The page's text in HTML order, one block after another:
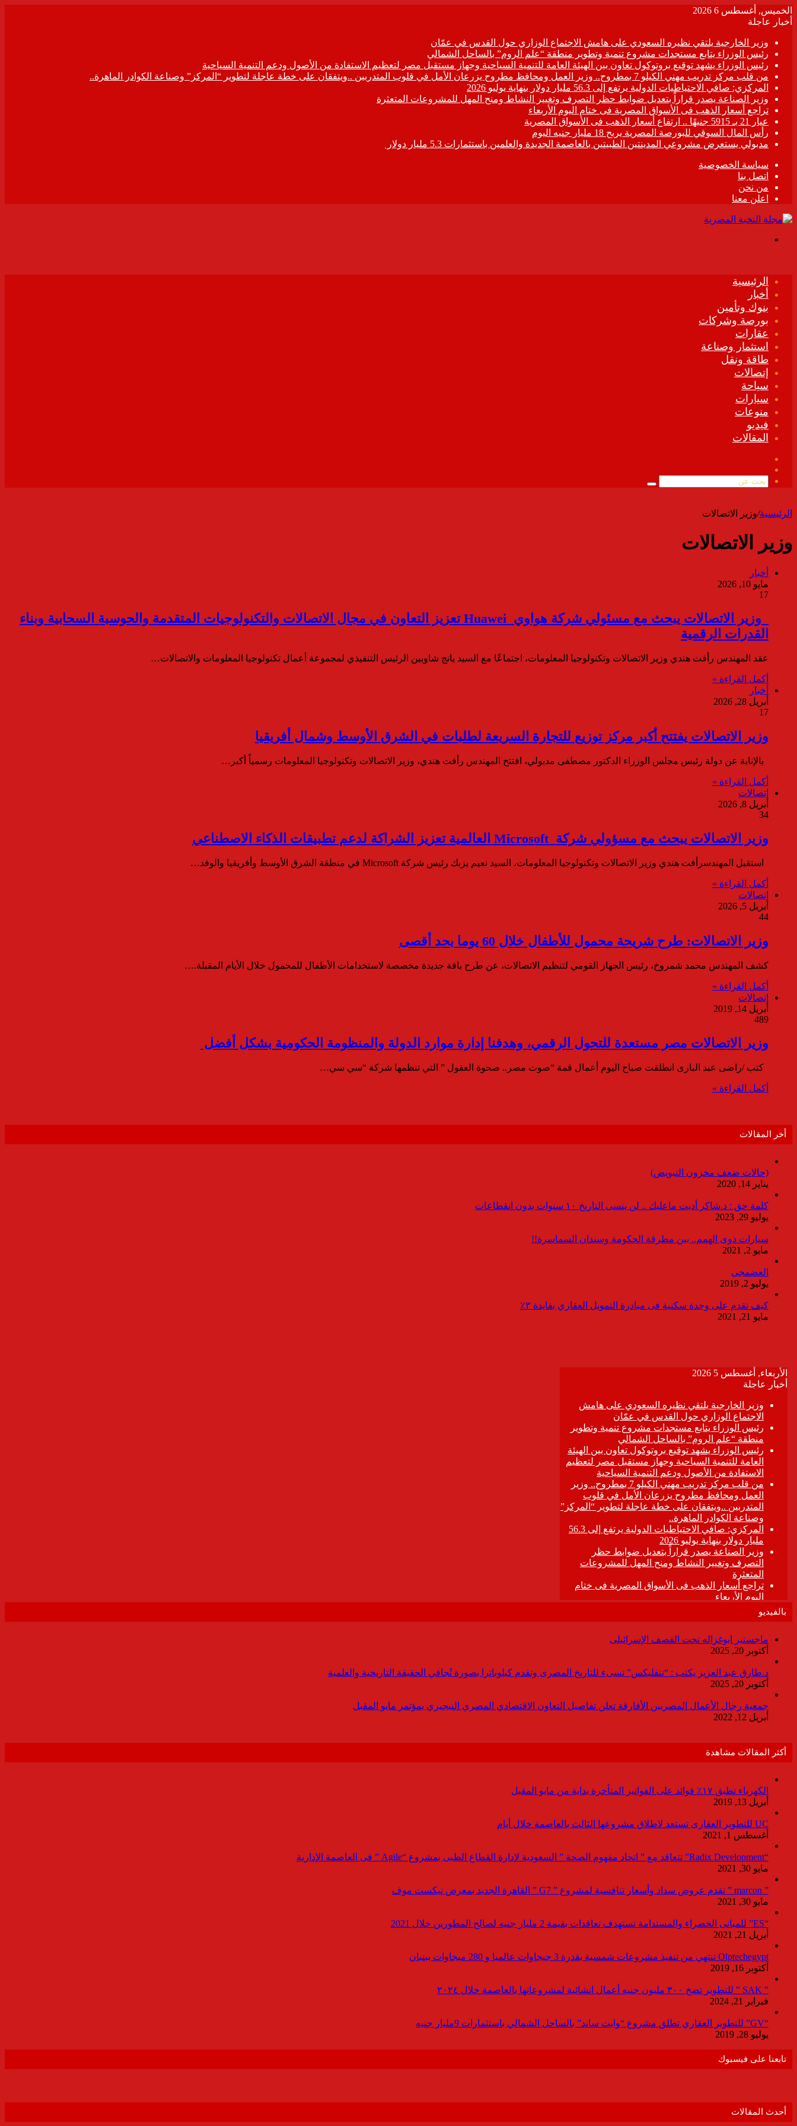
الخميس, أغسطس 6 2026
أخبار عاجلة
وزير الخارجية يلتقي نظيره السعودي على هامش الاجتماع الوزاري حول القدس في عمّان
رئيس الوزراء يتابع مستجدات مشروع تنمية وتطوير منطقة “علم الروم” بالساحل الشمالي
رئيس الوزراء يشهد توقيع بروتوكول تعاون بين الهيئة العامة للتنمية السياحية وجهاز مستقبل مصر لتعظيم الاستفادة من الأصول ودعم التنمية السياحية
من قلب مركز تدريب مهني الكيلو 7 بمطروح.. وزير العمل ومحافظ مطروح يزرعان الأمل في قلوب المتدربين ..ويتفقان على خطة عاجلة لتطوير “المركز” وصناعة الكوادر الماهرة..
المركزي: صافي الاحتياطيات الدولية يرتفع إلى 56.3 مليار دولار بنهاية يوليو 2026
وزير الصناعة يصدر قراراً بتعديل ضوابط حظر التصرف وتغيير النشاط ومنح المهل للمشروعات المتعثرة
تراجع أسعار الذهب فى الأسواق المصرية فى ختام اليوم الأربعاء
عيار 21 بـ 5915 جنيهًا .. ارتفاع أسعار الذهب فى الأسواق المصرية
رأس المال السوقي للبورصة المصرية يربح 18 مليار جنيه اليوم
مدبولي يستعرض مشروعي المدينتين الطبيتين بالعاصمة الجديدة والعلمين باستثمارات 5.3 مليار دولار
سياسة الخصوصية
اتصل بنا
من نحن
اعلن معنا
الرئيسية
أخبار
بنوك وتأمين
بورصة وشركات
عقارات
استثمار وصناعة
طاقة ونقل
إتصالات
سياحة
سيارات
منوعات
فيديو
المقالات
الموقع
بحث
الرئيسية/وزير الاتصالات
وزير الاتصالات
أخبار
مايو 10, 2026
17
وزير الاتصالات يبحث مع مسئولي شركة هواوي Huawei تعزيز التعاون في مجال الاتصالات والتكنولوجيات المتقدمة والحوسبة السحابية وبناء
القدرات الرقمية
عقد المهندس رأفت هندي وزير الاتصالات وتكنولوجيا المعلومات، اجتماعًا مع السيد يانج شاوبين الرئيس التنفيذي لمجموعة أعمال تكنولوجيا المعلومات والاتصالات…
أكمل القراءة »
أخبار
أبريل 28, 2026
17
وزير الاتصالات يفتتح أكبر مركز توزيع للتجارة السريعة لطلبات في الشرق الأوسط وشمال أفريقيا
بالإنابة عن دولة رئيس مجلس الوزراء الدكتور مصطفى مدبولي، افتتح المهندس رأفت هندي، وزير الاتصالات وتكنولوجيا المعلومات رسمياً أكبر…
أكمل القراءة »
إتصالات
أبريل 8, 2026
34
وزير الاتصالات يبحث مع مسؤولي شركة Microsoft العالمية تعزيز الشراكة لدعم تطبيقات الذكاء الاصطناعي
استقبل المهندسرأفت هندي وزير الاتصالات وتكنولوجيا المعلومات، السيد نعيم يزبك رئيس شركة Microsoft في منطقة الشرق الأوسط وأفريقيا والوفد…
أكمل القراءة »
إتصالات
أبريل 5, 2026
44
وزير الاتصالات: طرح شريحة محمول للأطفال خلال 60 يوما بحد أقصى
كشف المهندس محمد شمروخ، رئيس الجهاز القومي لتنظيم الاتصالات، عن طرح باقة جديدة مخصصة لاستخدامات الأطفال للمحمول خلال الأيام المقبلة.…
أكمل القراءة »
إتصالات
أبريل 14, 2019
489
وزير الاتصالات مصر مستعدة للتحول الرقمي، وهدفنا إدارة موارد الدولة والمنظومة الحكومية بشكل أفضل
كتب /راضى عبد البارى انطلقت صباح اليوم أعمال قمة “صوت مصر.. صحوة العقول ” التي تنظمها شركة “سي سي…
أكمل القراءة »
أخر المقالات
(حالات ضعف مخزون التبويض)
يناير 14, 2020
كلمة حق : د.شاكر أديت ماعليك .. لن ينسى التاريخ ١٠ سنوات بدون انقطاعات
يوليو 29, 2023
سيارات ذوى الهمم.. بين مطرقة الحكومة وسندان السماسرة!!
مايو 2, 2021
العضمجى
يوليو 2, 2019
كيف تقدم على وحدة سكنية فى مبادرة التمويل العقاري بفايدة ٣٪
مايو 21, 2021
بالفيديو
ماجستير ابوغزاله تحت القصف الإسرائيلى
أكتوبر 20, 2025
د.طارق عبد العزيز يكتب : “نتفليكس” تسىء للتاريخ المصرى وتقدم كيلوباترا بصورة تُجافي الحقيقة التاريخية والعلمية
أكتوبر 20, 2025
جمعية رجال الأعمال المصريين الأفارقة تعلن تفاصيل التعاون الاقتصادي المصري النيجيري بمؤتمر مايو المقبل
أبريل 12, 2022
أكثر المقالات مشاهدة
الكهرباء تطبق ١٧٪ فوائد على الفواتير المتأخرة بداية من مايو المقبل
أبريل 13, 2019
UC للتطوير العقارى تستعد لاطلاق مشروعها الثالث بالعاصمة خلال أيام
أغسطس 1, 2021
“Radix Development” تتعاقد مع ” اتحاد مفهوم الصحة ” السعودية لإدارة القطاع الطبى بمشروع “Agile ” فى العاصمة الإدارية
مايو 30, 2021
” marcon ” تقدم عروض سداد وأسعار تنافسية لمشروع ” G7 ” القاهرة الجديد بمعرض نيكست موف
مايو 30, 2021
“ES” للمبانى الخضراء والمستدامة تستهدف تعاقدات بقيمة 2 مليار جنيه لصالح المطورين خلال 2021
أبريل 21, 2021
Olptechegypt تنتهي من تنفيذ مشروعات شمسية بقدرة 3 جيجاوات عالميا و 280 ميجاوات ببنبان
أكتوبر 16, 2019
” SAK ” للتطوير تضخ ٣٠٠ مليون جنيه أعمال انشائية لمشروعاتها بالعاصمة خلال ٢٠٢٤
فبراير 21, 2024
“GV” للتطوير العقاري تطلق مشروع “وايت ساند” بالساحل الشمالي باستثمارات 9مليار جنيه
يوليو 28, 2019
تابعنا على فيسبوك
أحدث المقالات